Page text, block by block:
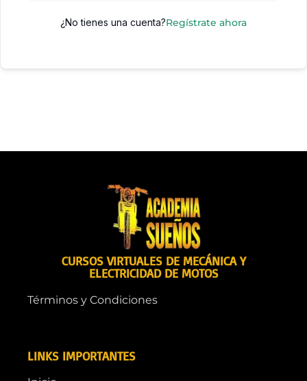
¿No tienes una cuenta?Regístrate ahora
CURSOS VIRTUALES DE MECÁNICA Y
ELECTRICIDAD DE MOTOS
Términos y Condiciones
LINKS IMPORTANTES